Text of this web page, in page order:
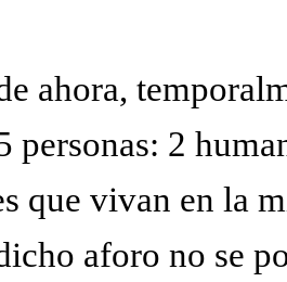
ahora,
personas: 2
que vivan en la
aforo no se